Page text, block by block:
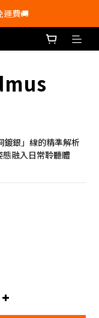
運費🚚
運費🚚
💰
銀」線的精準解析
融入日常聆聽體